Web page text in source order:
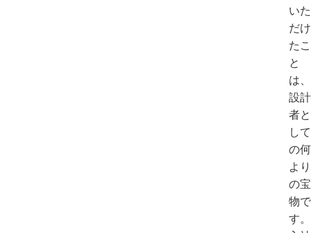
いた
だけ
たこ
と
は、
設計
者と
して
の何
より
の宝
物で
す。